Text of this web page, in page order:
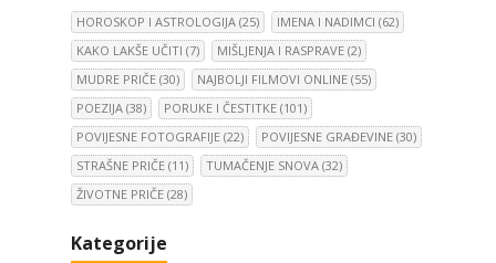
HOROSKOP I ASTROLOGIJA (25) IMENA I NADIMCI (62)
KAKO LAKŠE UČITI (7) MIŠLJENJA I RASPRAVE (2)
MUDRE PRIČE (30) NAJBOLJI FILMOVI ONLINE (55)
POEZIJA (38) PORUKE I ČESTITKE (101)
POVIJESNE FOTOGRAFIJE (22) POVIJESNE GRAĐEVINE (30)
STRAŠNE PRIČE (11) TUMAČENJE SNOVA (32)
ŽIVOTNE PRIČE (28)
Kategorije